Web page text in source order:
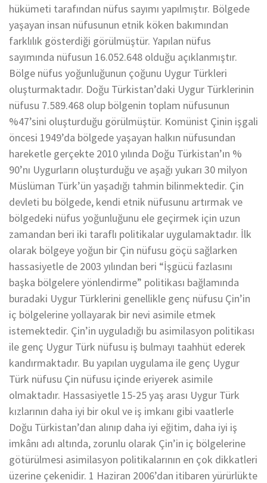
hükümeti tarafından nüfus sayımı yapılmıştır. Bölgede
yaşayan insan nüfusunun etnik köken bakımından
farklılık gösterdiği görülmüştür. Yapılan nüfus
sayımında nüfusun 16.052.648 olduğu açıklanmıştır.
Bölge nüfus yoğunluğunun çoğunu Uygur Türkleri
oluşturmaktadır. Doğu Türkistan’daki Uygur Türklerinin
nüfusu 7.589.468 olup bölgenin toplam nüfusunun
%47’sini oluşturduğu görülmüştür. Komünist Çinin işgali
öncesi 1949’da bölgede yaşayan halkın nüfusundan
hareketle gerçekte 2010 yılında Doğu Türkistan’ın %
90’nı Uygurların oluşturduğu ve aşağı yukarı 30 milyon
Müslüman Türk’ün yaşadığı tahmin bilinmektedir. Çin
devleti bu bölgede, kendi etnik nüfusunu artırmak ve
bölgedeki nüfus yoğunluğunu ele geçirmek için uzun
zamandan beri iki taraflı politikalar uygulamaktadır. İlk
olarak bölgeye yoğun bir Çin nüfusu göçü sağlarken
hassasiyetle de 2003 yılından beri “İşgücü fazlasını
başka bölgelere yönlendirme” politikası bağlamında
buradaki Uygur Türklerini genellikle genç nüfusu Çin’in
iç bölgelerine yollayarak bir nevi asimile etmek
istemektedir. Çin’in uyguladığı bu asimilasyon politikası
ile genç Uygur Türk nüfusu iş bulmayı taahhüt ederek
kandırmaktadır. Bu yapılan uygulama ile genç Uygur
Türk nüfusu Çin nüfusu içinde eriyerek asimile
olmaktadır. Hassasiyetle 15-25 yaş arası Uygur Türk
kızlarının daha iyi bir okul ve iş imkanı gibi vaatlerle
Doğu Türkistan’dan alınıp daha iyi eğitim, daha iyi iş
imkânı adı altında, zorunlu olarak Çin’in iç bölgelerine
götürülmesi asimilasyon politikalarının en çok dikkatleri
üzerine çekenidir. 1 Haziran 2006’dan itibaren yürürlükte